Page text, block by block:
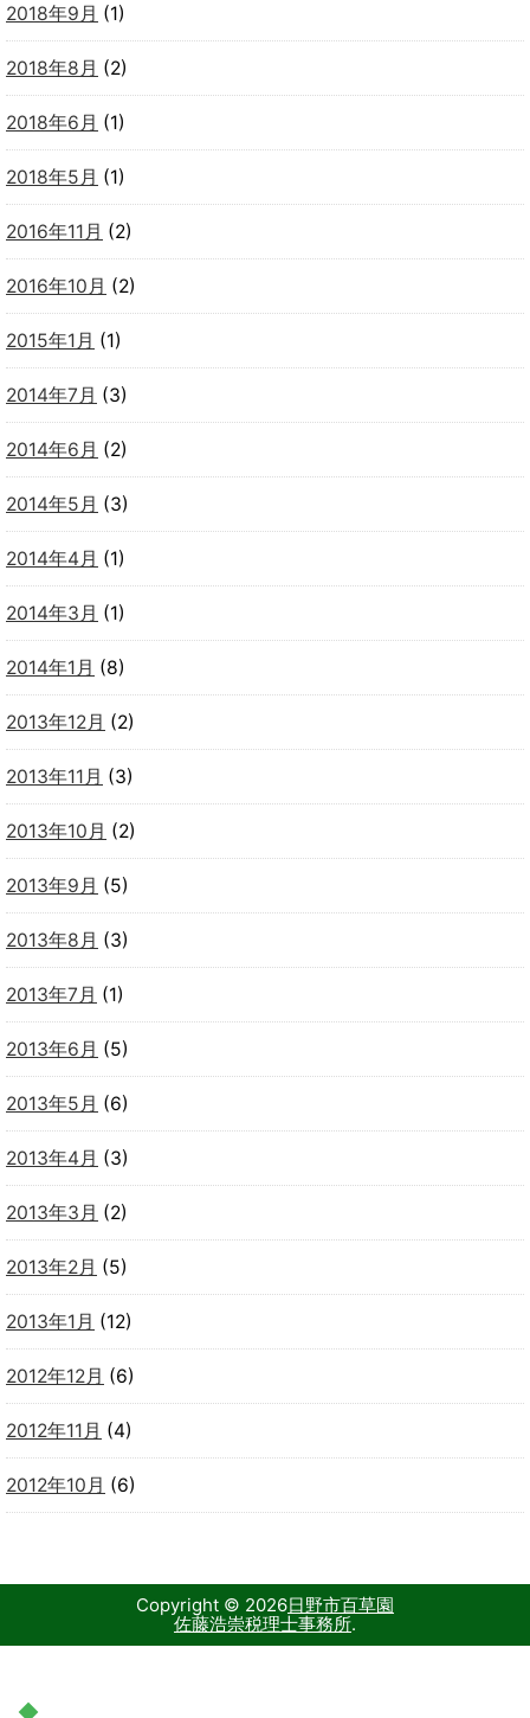
2018年9月 (1)
2018年8月 (2)
2018年6月 (1)
2018年5月 (1)
2016年11月 (2)
2016年10月 (2)
2015年1月 (1)
2014年7月 (3)
2014年6月 (2)
2014年5月 (3)
2014年4月 (1)
2014年3月 (1)
2014年1月 (8)
2013年12月 (2)
2013年11月 (3)
2013年10月 (2)
2013年9月 (5)
2013年8月 (3)
2013年7月 (1)
2013年6月 (5)
2013年5月 (6)
2013年4月 (3)
2013年3月 (2)
2013年2月 (5)
2013年1月 (12)
2012年12月 (6)
2012年11月 (4)
2012年10月 (6)
Copyright © 2026日野市百草園
佐藤浩崇税理士事務所.